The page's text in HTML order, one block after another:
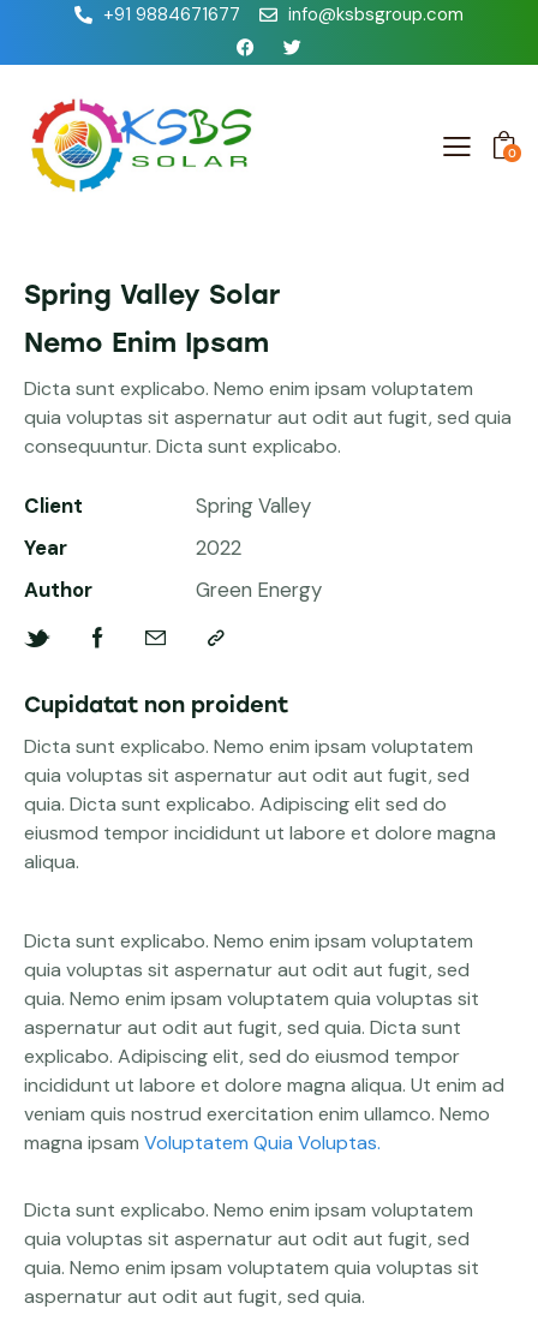
+91 9884671677 info@ksbsgroup.com
0
Spring Valley Solar
Cupidatat non proident
Dicta sunt explicabo. Nemo enim ipsam voluptatem
quia voluptas sit aspernatur aut odit aut fugit, sed
quia. Dicta sunt explicabo. Adipiscing elit sed do
eiusmod tempor incididunt ut labore et dolore magna
aliqua.
Dicta sunt explicabo. Nemo enim ipsam voluptatem
quia voluptas sit aspernatur aut odit aut fugit, sed
quia. Nemo enim ipsam voluptatem quia voluptas sit
aspernatur aut odit aut fugit, sed quia. Dicta sunt
explicabo. Adipiscing elit, sed do eiusmod tempor
incididunt ut labore et dolore magna aliqua. Ut enim ad
veniam quis nostrud exercitation enim ullamco. Nemo
magna ipsam Voluptatem Quia Voluptas.
Dicta sunt explicabo. Nemo enim ipsam voluptatem
quia voluptas sit aspernatur aut odit aut fugit, sed
quia. Nemo enim ipsam voluptatem quia voluptas sit
aspernatur aut odit aut fugit, sed quia.
Nemo Enim Ipsam
Dicta sunt explicabo. Nemo enim ipsam voluptatem
quia voluptas sit aspernatur aut odit aut fugit, sed quia
consequuntur. Dicta sunt explicabo.
Client
Spring Valley
Year
2022
Author
Green Energy